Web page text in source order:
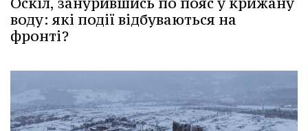
воду: які події відбуваються на
фронті?